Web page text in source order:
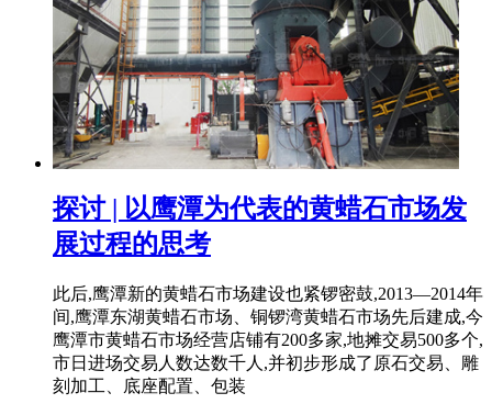
探讨 | 以鹰潭为代表的黄蜡石市场发
展过程的思考
此后,鹰潭新的黄蜡石市场建设也紧锣密鼓,2013—2014年
间,鹰潭东湖黄蜡石市场、铜锣湾黄蜡石市场先后建成,今
鹰潭市黄蜡石市场经营店铺有200多家,地摊交易500多个,
市日进场交易人数达数千人,并初步形成了原石交易、雕
刻加工、底座配置、包装